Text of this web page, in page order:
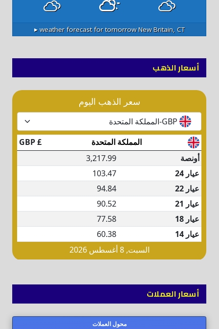
New Britain, CT
weather forecast for tomorrow ▸
أسعار الذهب
أسعار العملات